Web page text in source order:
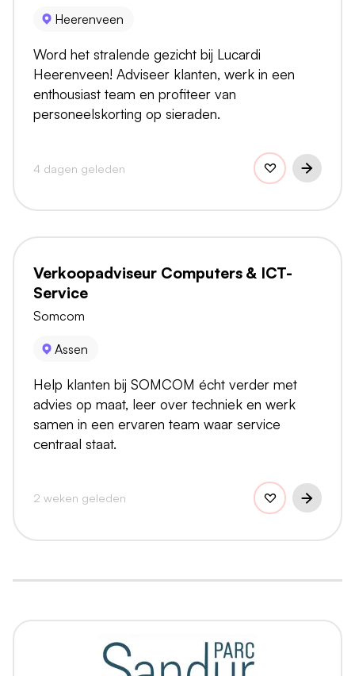
Heerenveen
Word het stralende gezicht bij Lucardi
Heerenveen! Adviseer klanten, werk in een
enthousiast team en profiteer van
personeelskorting op sieraden.
4 dagen geleden
Verkoopadviseur Computers & ICT-
Service
Somcom
Assen
Help klanten bij SOMCOM écht verder met
advies op maat, leer over techniek en werk
samen in een ervaren team waar service
centraal staat.
2 weken geleden